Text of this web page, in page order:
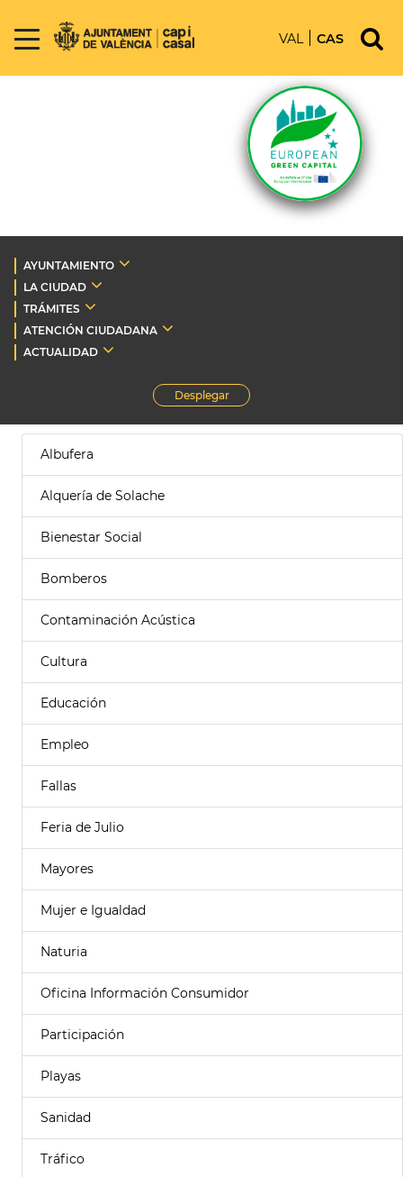
VAL CAS
AYUNTAMIENTO
LA CIUDAD
TRÁMITES
ATENCIÓN CIUDADANA
ACTUALIDAD
Desplegar
Albufera
Alquería de Solache
Bienestar Social
Bomberos
Contaminación Acústica
Cultura
Educación
Empleo
Fallas
Feria de Julio
Mayores
Mujer e Igualdad
Naturia
Oficina Información Consumidor
Participación
Playas
Sanidad
Tráfico